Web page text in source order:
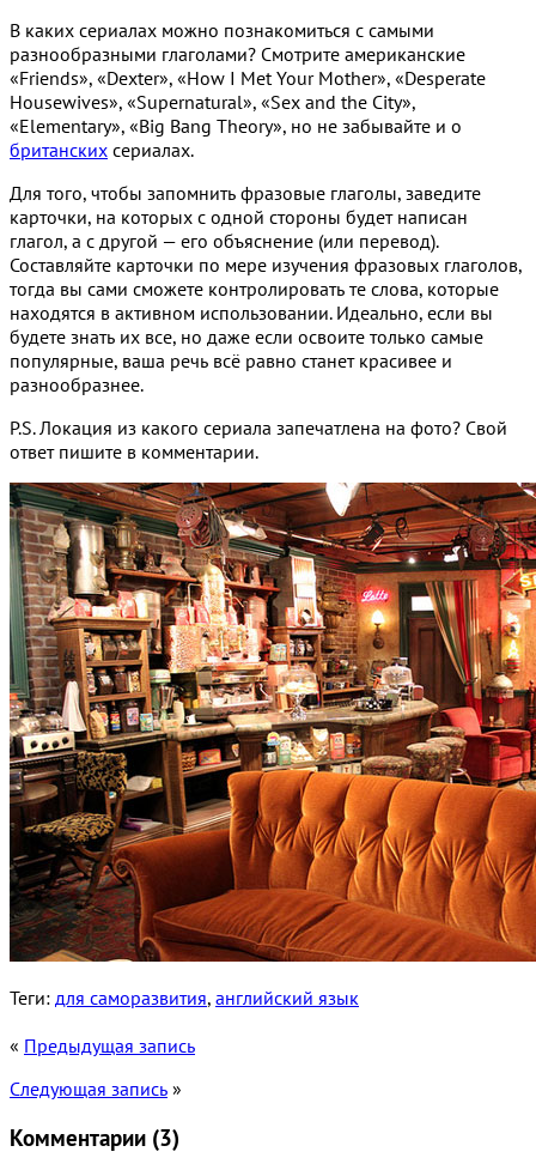
В каких сериалах можно познакомиться с самыми
разнообразными глаголами? Смотрите американские
«Friends», «Dexter», «How I Met Your Mother», «Desperate
Housewives», «Supernatural», «Sex and the City»,
«Elementary», «Big Bang Theory», но не забывайте и о
британских сериалах.
Для того, чтобы запомнить фразовые глаголы, заведите
карточки, на которых с одной стороны будет написан
глагол, а c другой — его объяснение (или перевод).
Составляйте карточки по мере изучения фразовых глаголов,
тогда вы сами сможете контролировать те слова, которые
находятся в активном использовании. Идеально, если вы
будете знать их все, но даже если освоите только самые
популярные, ваша речь всё равно станет красивее и
разнообразнее.
P.S. Локация из какого сериала запечатлена на фото? Свой
ответ пишите в комментарии.
Теги: для саморазвития, английский язык
« Предыдущая запись
Следующая запись »
Комментарии (3)